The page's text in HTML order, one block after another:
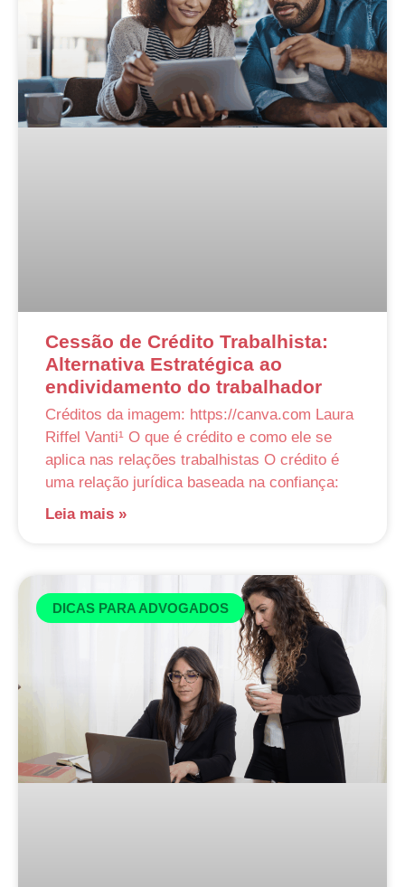
Cessão de Crédito Trabalhista:
Alternativa Estratégica ao
endividamento do trabalhador
Créditos da imagem: https://canva.com Laura
Riffel Vanti¹ O que é crédito e como ele se
aplica nas relações trabalhistas O crédito é
uma relação jurídica baseada na confiança:
Leia mais »
DICAS PARA ADVOGADOS